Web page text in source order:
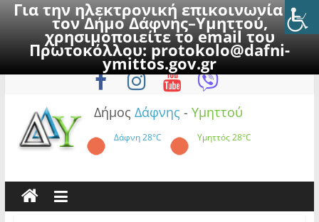
Για την ηλεκτρονική επικοινωνία με
τον Δήμο Δάφνης–Υμηττού,
χρησιμοποιείτε το email του
Πρωτοκόλλου:protokolo@dafni-
ymittos.gov.gr
to
Σάββατο, 8 Αυγούστου 2026
Δήμος Δάφνης - Υμηττού
Δάφνη28°C Υμηττός28°C